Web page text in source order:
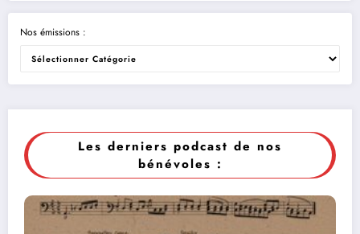
Nos émissions :
Les derniers podcast de nos
bénévoles :